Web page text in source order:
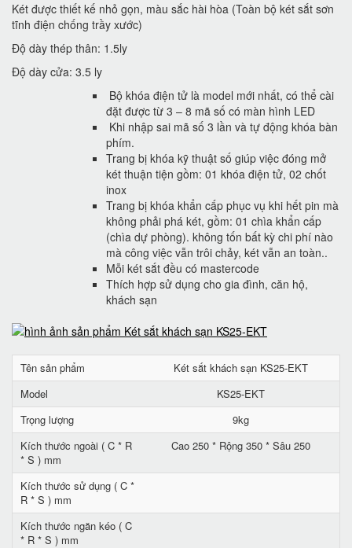
Két được thiết kế nhỏ gọn, màu sắc hài hòa (Toàn bộ két sắt sơn
tĩnh điện chống trầy xước)
Độ dày thép thân: 1.5ly
Độ dày cửa: 3.5 ly
Bộ khóa điện tử là model mới nhất, có thể cài
đặt được từ 3 – 8 mã số có màn hình LED
Khi nhập sai mã số 3 lần và tự động khóa bàn
phím.
Trang bị khóa kỹ thuật số giúp việc đóng mở
két thuận tiện gồm: 01 khóa điện tử, 02 chốt
inox
Trang bị khóa khẩn cấp phục vụ khi hết pin mà
không phải phá két, gồm: 01 chìa khẩn cấp
(chìa dự phòng). không tốn bất kỳ chi phí nào
mà công việc vẫn trôi chảy, két vẫn an toàn..
Mỗi két sắt đều có mastercode
Thích hợp sử dụng cho gia đình, căn hộ,
khách sạn
Tên sản phẩm
Két sắt khách sạn KS25-EKT
Model
KS25-EKT
Trọng lượng
9kg
Kích thước ngoài ( C * R
* S ) mm
Cao 250 * Rộng 350 * Sâu 250
Kích thước sử dụng ( C *
R * S ) mm
Kích thước ngăn kéo ( C
* R * S ) mm